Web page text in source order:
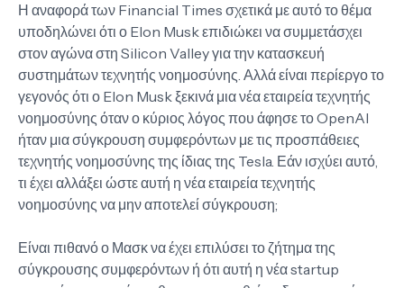
Η αναφορά των Financial Times σχετικά με αυτό το θέμα
υποδηλώνει ότι ο Elon Musk επιδιώκει να συμμετάσχει
στον αγώνα στη Silicon Valley για την κατασκευή
συστημάτων τεχνητής νοημοσύνης. Αλλά είναι περίεργο το
γεγονός ότι ο Elon Musk ξεκινά μια νέα εταιρεία τεχνητής
νοημοσύνης όταν ο κύριος λόγος που άφησε το OpenAI
ήταν μια σύγκρουση συμφερόντων με τις προσπάθειες
τεχνητής νοημοσύνης της ίδιας της Tesla. Εάν ισχύει αυτό,
τι έχει αλλάξει ώστε αυτή η νέα εταιρεία τεχνητής
νοημοσύνης να μην αποτελεί σύγκρουση;
Είναι πιθανό ο Μασκ να έχει επιλύσει το ζήτημα της
σύγκρουσης συμφερόντων ή ότι αυτή η νέα startup